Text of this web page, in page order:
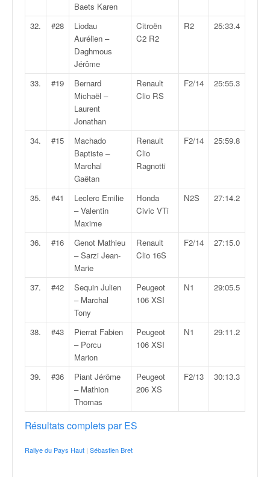
Baets Karen
32. #28
Liodau
Aurélien –
Daghmous
Jérôme
Citroën
C2 R2
R2 25:33.4
33. #19
Bernard
Michaël –
Laurent
Jonathan
Renault
Clio RS
F2/14 25:55.3
34. #15
Machado
Baptiste –
Marchal
Gaëtan
Renault
Clio
Ragnotti
F2/14 25:59.8
35. #41
Leclerc Emilie
– Valentin
Maxime
Honda
Civic VTi
N2S 27:14.2
36. #16
Genot Mathieu
– Sarzi Jean-
Marie
Renault
Clio 16S
F2/14 27:15.0
37. #42
Sequin Julien
– Marchal
Tony
Peugeot
106 XSI
N1 29:05.5
38. #43
Pierrat Fabien
– Porcu
Marion
Peugeot
106 XSI
N1 29:11.2
39. #36
Piant Jérôme
– Mathion
Thomas
Peugeot
206 XS
F2/13 30:13.3
Résultats complets par ES
Rallye du Pays Haut | Sébastien Bret